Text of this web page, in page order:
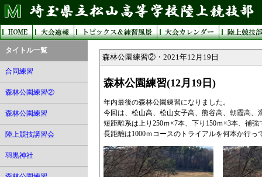
タイトル一覧
合同練習
森林公園練習②
森林公園練習
陸上競技講習会
羽黒神社
森林公園練習②・2021年12月19日
森林公園練習(12月19日)
年内最後の森林公園練習になりました。
今回は、松山高、松山女子高、熊谷高、朝霞高、
短距離系は上り250ｍ×7本、下り150ｍ×3本、補強
長距離は1000ｍコースのトライアルを何本か行っ